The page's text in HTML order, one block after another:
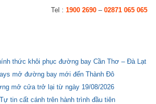
Tel : 1900 2690– 02871 065 065
thức khôi phục đường bay Cần Thơ – Đà Lạt
mở đường bay mới đến Thành Đô
mở cửa trở lại từ ngày 19/08/2026
tin cất cánh trên hành trình đầu tiên